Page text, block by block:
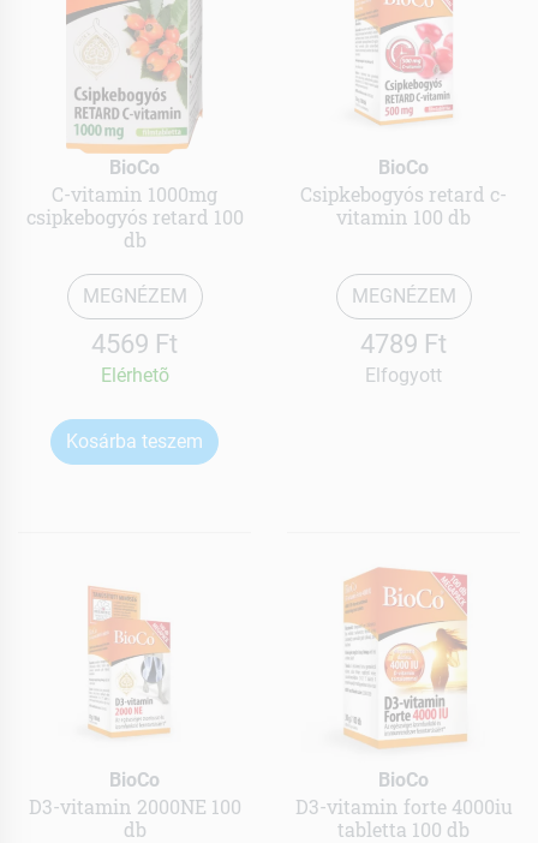
BioCo
C-vitamin 1000mg
csipkebogyós retard 100
db
MEGNÉZEM
4569 Ft
Elérhetõ
Kosárba teszem
BioCo
Csipkebogyós retard c-
vitamin 100 db
MEGNÉZEM
4789 Ft
Elfogyott
BioCo
D3-vitamin 2000NE 100
db
BioCo
D3-vitamin forte 4000iu
tabletta 100 db